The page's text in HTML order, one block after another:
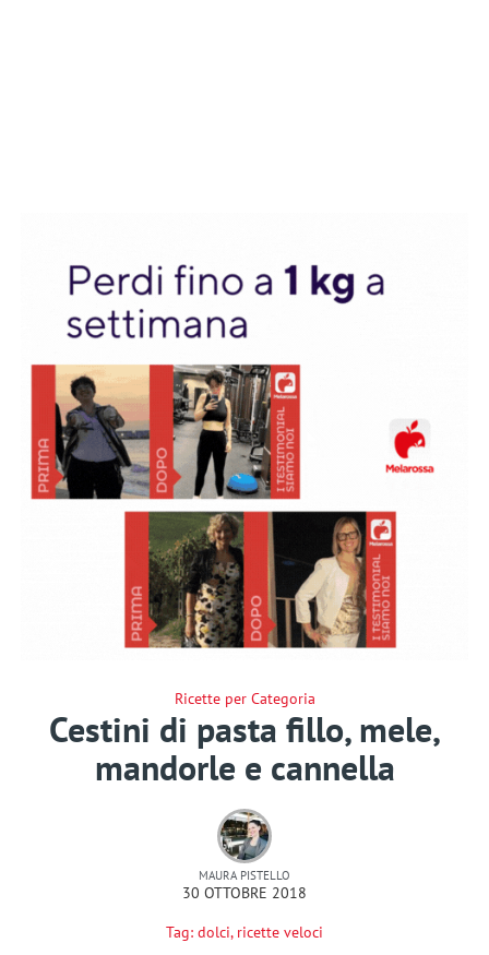
Ricette per Categoria
Cestini di pasta fillo, mele,
mandorle e cannella
MAURA PISTELLO
30 OTTOBRE 2018
Tag: dolci, ricette veloci